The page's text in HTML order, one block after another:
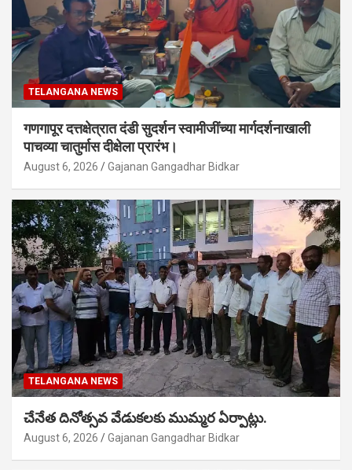
TELANGANA NEWS
गणगापूर दत्तक्षेत्रात दंडी सुदर्शन स्वामीजींच्या मार्गदर्शनाखाली
पाचव्या चातुर्मास दीक्षेला प्रारंभ।
August 6, 2026 Gajanan Gangadhar Bidkar
TELANGANA NEWS
చేనేత దినోత్సవ వేడుకలకు ముమ్మర ఏర్పాట్లు.
August 6, 2026 Gajanan Gangadhar Bidkar